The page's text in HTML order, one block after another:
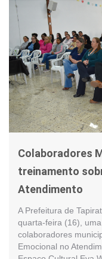
Colaboradores
treinamento
Atendimento
A Prefeitura de
quarta-feira (16),
colaboradores
Emocional no